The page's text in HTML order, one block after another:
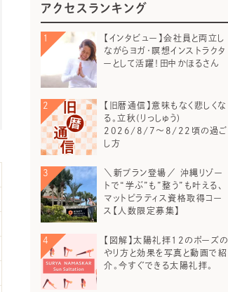
アクセスランキング
【インタビュー】会社員と両立し
ながらヨガ・瞑想インストラクタ
ーとして活躍！田中かほるさん
【旧暦通信】意味もなく悲しくな
る。立秋(りっしゅう)
2026/8/7～8/22頃の過ご
し方
＼新プラン登場／ 沖縄リゾー
トで“学ぶ”も”整う”も叶える、
マットピラティス資格取得コー
ス【人数限定募集】
【図解】太陽礼拝12のポーズの
やり方と効果を写真と動画で紹
介。今すぐできる太陽礼拝。